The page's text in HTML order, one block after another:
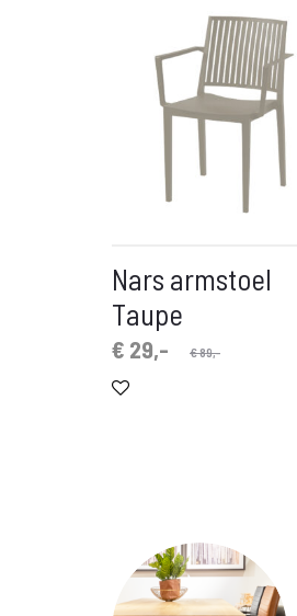
Nars armstoel
Taupe
€89,-
Oorspronkelijke
€ 29,-
Huidige
prijs